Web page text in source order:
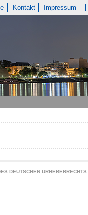
Kontakt Impressum
DEUTSCHEN URHEBERRECHTS.